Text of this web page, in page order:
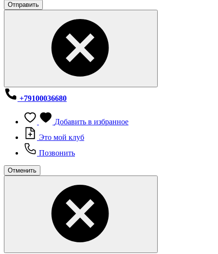
Отправить
+79100036680
Добавить в избранное
Это мой клуб
Позвонить
Отменить